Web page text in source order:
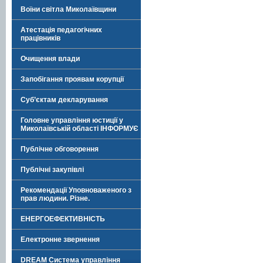
Воїни світла Миколаївщини
Атестація педагогічних
працівників
Очищення влади
Запобігання проявам корупції
Суб’єктам декларування
Головне управління юстиції у
Миколаївській області ІНФОРМУЄ
Публічне обговорення
Публічні закупівлі
Рекомендації Уповноваженого з
прав людини. Різне.
ЕНЕРГОЕФЕКТИВНІСТЬ
Електронне звернення
DREAM Система управління